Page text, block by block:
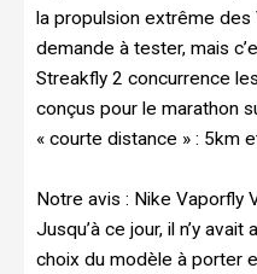
la propulsion extrême des
demande à tester, mais
Streakfly 2 concurrence
conçus pour le marathon
« courte distance » : 5km
Notre avis : Nike Vaporfly
Jusqu’à ce jour, il n’y
choix du modèle à porter